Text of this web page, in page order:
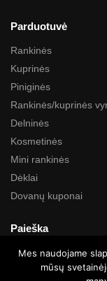
Parduotuvė
Rankinės
Kuprinės
Piniginės
Rankinės/kuprinės
Delninės
Kosmetinės
Mini rankinės
Dėklai
Dovanų kuponai
Paieška
Mes naudojame
mūsų